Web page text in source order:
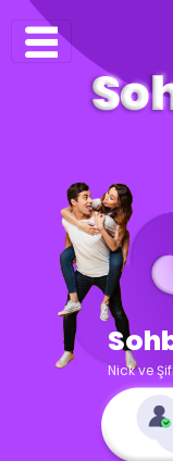
Nick ve